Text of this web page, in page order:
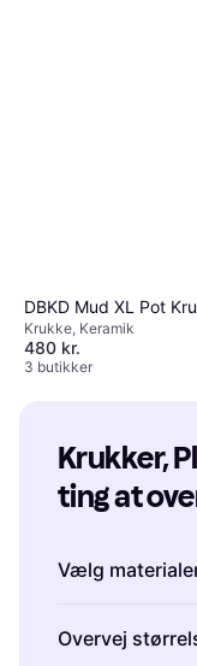
DBKD Mud XL Pot
Krukke, Keramik
480 kr.
3 butikker
Krukker,
ting at
Vælg
kan modstå
Overvej